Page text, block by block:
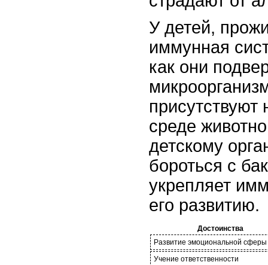
У детей,
иммунная
как они
среде
детскому
бороться с
укрепляет
его развитию.
Достоинства
Развитие эмоциональной сферы
Учение ответственности